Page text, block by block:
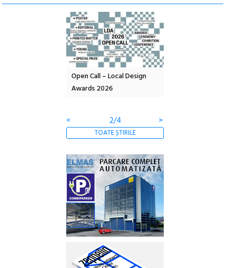
Open Call – Local Design
Awards 2026
<
2/4 >
TOATE ȘTIRILE